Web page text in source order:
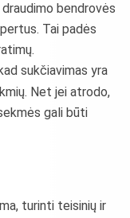
bendrovės
Tai padės
sukčiavimas yra
Net jei atrodo,
gali būti
turinti teisinių ir